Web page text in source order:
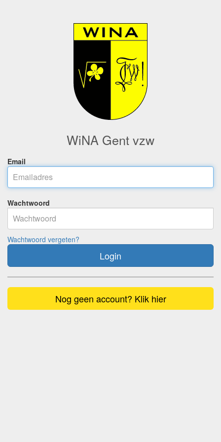
WiNA Gent vzw
Email
Wachtwoord
Wachtwoord vergeten?
Login
Nog geen account? Klik hier